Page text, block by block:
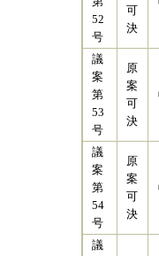
52
号
可
決
議
案
第
53
号
原
案
可
決
議
案
第
54
号
原
案
可
決
議